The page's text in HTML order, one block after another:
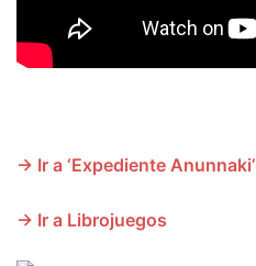
→ Ir a ‘Expediente Anunnaki’
→ Ir a Librojuegos